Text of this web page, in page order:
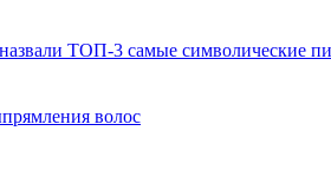
ТОП-3 самые символические
волос